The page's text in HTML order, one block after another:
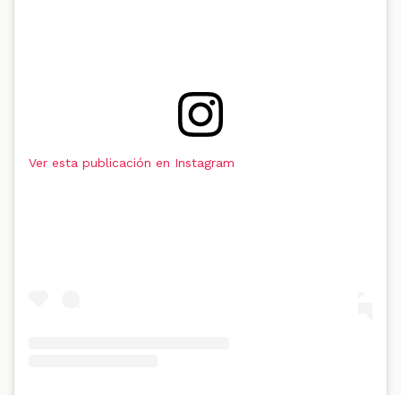
Ver esta publicación en Instagram